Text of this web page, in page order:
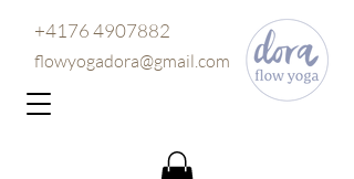
flowyogadora@gmail.com
+4176 4907882